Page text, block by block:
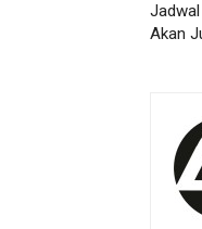
Akan